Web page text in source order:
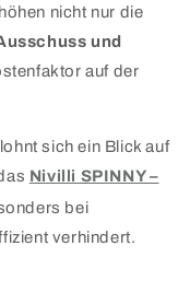
nicht nur die
und
auf der
sich ein Blick auf
Nivilli SPINNY –
bei
verhindert.